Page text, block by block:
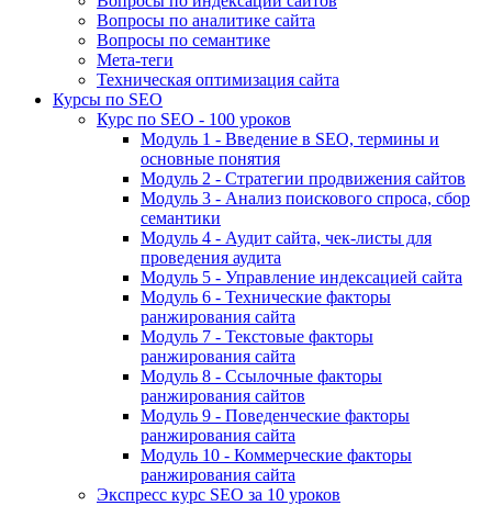
Вопросы по аналитике сайта
Вопросы по семантике
Мета-теги
Техническая оптимизация сайта
Курсы по SEO
Курс по SEO - 100 уроков
Модуль 1 - Введение в SEO, термины и
основные понятия
Модуль 2 - Стратегии продвижения сайтов
Модуль 3 - Анализ поискового спроса, сбор
семантики
Модуль 4 - Аудит сайта, чек-листы для
проведения аудита
Модуль 5 - Управление индексацией сайта
Модуль 6 - Технические факторы
ранжирования сайта
Модуль 7 - Текстовые факторы
ранжирования сайта
Модуль 8 - Ссылочные факторы
ранжирования сайтов
Модуль 9 - Поведенческие факторы
ранжирования сайта
Модуль 10 - Коммерческие факторы
ранжирования сайта
Экспресс курс SEO за 10 уроков